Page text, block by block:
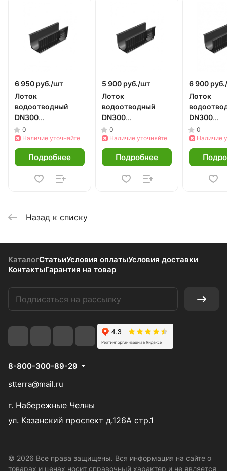
6 950 руб./шт
Лоток
водоотводный
DN300
пластиковый h480
0
Наличие уточняйте
Подробнее
5 900 руб./шт
Лоток
водоотводный
DN300
пластиковый h280
0
Наличие уточняйте
Подробнее
6 900 руб./
Лоток
DN300
0
Наличие
Назад к списку
КаталогСтатьиУсловия оплатыУсловия доставки
КонтактыГарантия на товар
8-800-300-89-29
stterra@mail.ru
г. Набережные Челны
ул. Казанский проспект д.126А стр.1
© 2026 Все права защищены. Вся информация на сайте о
товарах и ценах носит справочный характер и не является